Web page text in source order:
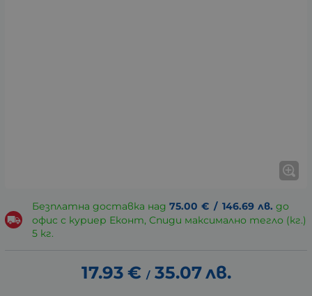
Безплатна доставка над 75.00 € / 146.69 лв. до
офис с куриер Еконт, Спиди максимално тегло (кг.)
5 кг.
17.93 € / 35.07лв.